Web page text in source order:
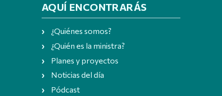
AQUÍ ENCONTRARÁS
¿Quiénes somos?
¿Quién es la ministra?
Planes y proyectos
Noticias del día
Pódcast